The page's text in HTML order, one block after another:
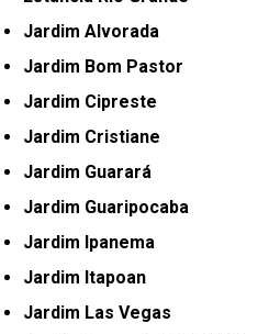
Jardim Alvorada
Jardim Bom Pastor
Jardim Cipreste
Jardim Cristiane
Jardim Guarará
Jardim Guaripocaba
Jardim Ipanema
Jardim Itapoan
Jardim Las Vegas